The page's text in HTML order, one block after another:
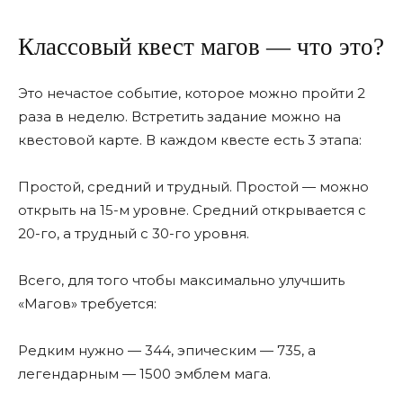
Классовый квест магов — что это?
Это нечастое событие, которое можно пройти 2
раза в неделю. Встретить задание можно на
квестовой карте. В каждом квесте есть 3 этапа:
Простой, средний и трудный. Простой — можно
открыть на 15-м уровне. Средний открывается с
20-го, а трудный с 30-го уровня.
Всего, для того чтобы максимально улучшить
«Магов» требуется:
Редким нужно — 344, эпическим — 735, а
легендарным — 1500 эмблем мага.